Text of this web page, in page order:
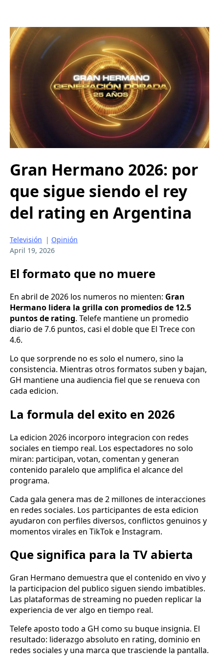
Gran Hermano 2026: por
que sigue siendo el rey
del rating en Argentina
Televisión | Opinión
April 19, 2026
El formato que no muere
En abril de 2026 los numeros no mienten: Gran
Hermano lidera la grilla con promedios de 12.5
puntos de rating. Telefe mantiene un promedio
diario de 7.6 puntos, casi el doble que El Trece con
4.6.
Lo que sorprende no es solo el numero, sino la
consistencia. Mientras otros formatos suben y bajan,
GH mantiene una audiencia fiel que se renueva con
cada edicion.
La formula del exito en 2026
La edicion 2026 incorporo integracion con redes
sociales en tiempo real. Los espectadores no solo
miran: participan, votan, comentan y generan
contenido paralelo que amplifica el alcance del
programa.
Cada gala genera mas de 2 millones de interacciones
en redes sociales. Los participantes de esta edicion
ayudaron con perfiles diversos, conflictos genuinos y
momentos virales en TikTok e Instagram.
Que significa para la TV abierta
Gran Hermano demuestra que el contenido en vivo y
la participacion del publico siguen siendo imbatibles.
Las plataformas de streaming no pueden replicar la
experiencia de ver algo en tiempo real.
Telefe aposto todo a GH como su buque insignia. El
resultado: liderazgo absoluto en rating, dominio en
redes sociales y una marca que trasciende la pantalla.